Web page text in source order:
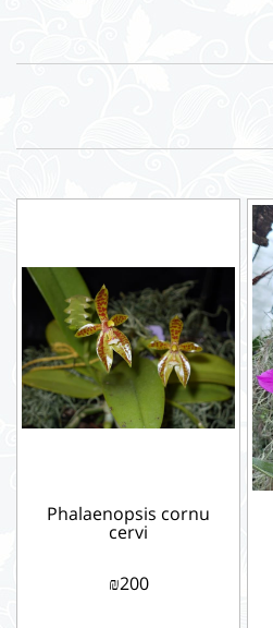
Phalaenopsis cornu
cervi
₪200